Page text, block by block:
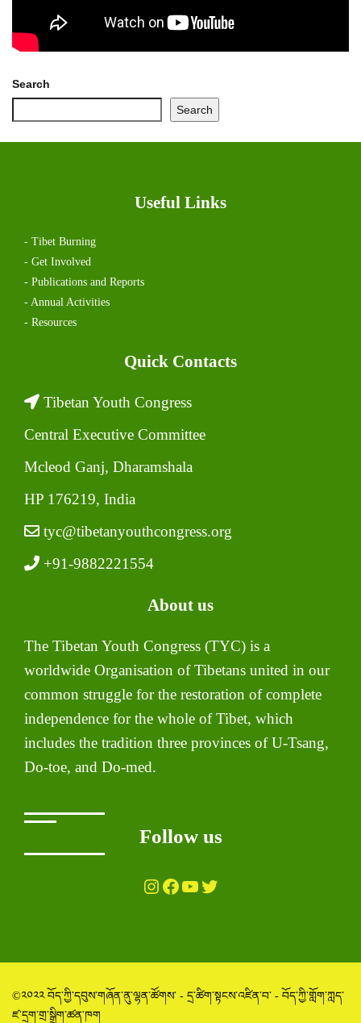
Search
Search
Useful Links
- Tibet Burning
- Get Involved
- Publications and Reports
- Annual Activities
- Resources
Quick Contacts
Tibetan Youth Congress
Central Executive Committee
Mcleod Ganj, Dharamshala
HP 176219, India
tyc@tibetanyouthcongress.org
+91-9882221554
About us
The Tibetan Youth Congress (TYC) is a
worldwide Organisation of Tibetans united in our
common struggle for the restoration of complete
independence for the whole of Tibet, which
includes the tradition three provinces of U-Tsang,
Do-toe, and Do-med.
Follow us
Instagram Facebook YouTube Twitter
©༢༠༢༢ བོད་ཀྱི་དབུས་གཞོན་ནུ་ལྷན་ཚོགས་ - དྲ་ཚིག་སྟངས་འཛིན་བ་ - བོད་ཀྱི་གློག་ཀླད་
ཛ་དྲག་གྲ་སྒྲིག་ཚན་ཁག